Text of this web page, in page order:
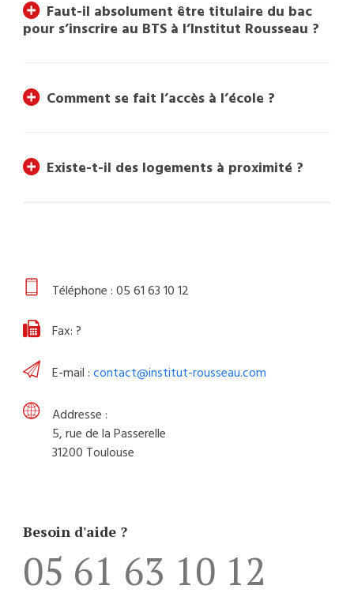
Faut-il absolument être titulaire du bac
pour s’inscrire au BTS à l’Institut Rousseau ?
Comment se fait l’accès à l’école ?
Existe-t-il des logements à proximité ?
Téléphone : 05 61 63 10 12
Fax: ?
E-mail :contact@institut-rousseau.com
Addresse :
5, rue de la Passerelle
31200 Toulouse
Besoin d'aide ?
05 61 63 10 12